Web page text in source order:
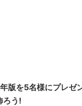
版を5名様にプレゼ
ろう!